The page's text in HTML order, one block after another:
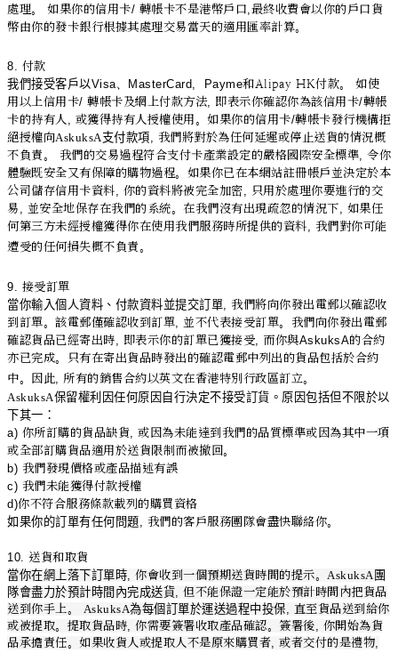
處理。 如果你的信用卡/ 轉帳卡不是港幣戶口,最終收費會以你的戶口貨
幣由你的發卡銀行根據其處理交易當天的適用匯率計算。
8. 付款
我們接受客戶以Visa、 MasterCard, Payme和Alipay HK付款。 如使
用以上信用卡/ 轉帳卡及網上付款方法, 即表示你確認你為該信用卡/轉帳
卡的持有人, 或獲得持有人授權使用。如果你的信用卡/轉帳卡發行機構拒
絕授權向AskuksA支付款項, 我們將對於為任何延遲或停止送貨的情況概
不負責。 我們的交易過程符合支付卡產業設定的嚴格國際安全標準, 令你
體驗既安全又有保障的購物過程。如果你已在本網站註冊帳戶並決定於本
公司儲存信用卡資料, 你的資料將被完全加密, 只用於處理你要進行的交
易 , 並安全地保存在我們的系統。在我們沒有出現疏忽的情況下, 如果任
何第三方未經授權獲得你在使用我們服務時所提供的資料, 我們對你可能
遭受的任何損失概不負責。
9. 接受訂單
當你輸入個人資料、付款資料並提交訂單, 我們將向你發出電郵以確認收
到訂單。該電郵僅確認收到訂單, 並不代表接受訂單。我們向你發出電郵
確認貨品已經寄出時, 即表示你的訂單已獲接受, 而你與AskuksA的合約
亦已完成。只有在寄出貨品時發出的確認電郵中列出的貨品包括於合約
中。因此, 所有的銷售合約以英文在香港特別行政區訂立。
AskuksA保留權利因任何原因自行決定不接受訂貨。原因包括但不限於以
下其一：
a) 你所訂購的貨品缺貨, 或因為未能達到我們的品質標準或因為其中一項
或全部訂購貨品適用於送貨限制而被撤回。
b) 我們發現價格或產品描述有誤
c) 我們未能獲得付款授權
d)你不符合服務條款載列的購買資格
如果你的訂單有任何問題, 我們的客戶服務團隊會盡快聯絡你。
10. 送貨和取貨
當你在網上落下訂單時, 你會收到一個預期送貨時間的提示。 AskuksA團
隊會盡力於預計時間內完成送貨, 但不能保證一定能於預計時間內把貨品
送到你手上。
AskuksA為每個訂單於運送過程中投保, 直至貨品送到給你
或被提取。提取貨品時, 你需要簽署收取產品確認。簽署後, 你開始為貨
品承擔責任。如果收貨人或提取人不是原來購買者, 或者交付的是禮物,